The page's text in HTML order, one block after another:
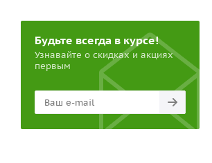
Будьте всегда в курсе!
Узнавайте о скидках и акциях
первым